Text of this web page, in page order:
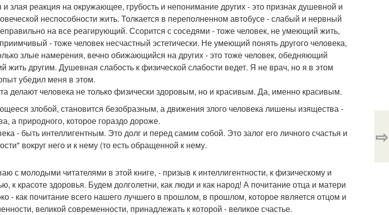
злая реакция на окружающее, грубость и непонимание других - это признак душевной и
неспособности жить. Толкается в переполненном автобусе - слабый и нервный
на все реагирующий. Ссорится с соседями - тоже человек, не умеющий жить,
- тоже человек несчастный эстетически. Не умеющий понять другого человека,
злые намерения, вечно обижающийся на других - это тоже человек, обедняющий
другим. Душевная слабость к физической слабости ведет. Я не врач, но я в этом
убедил меня в этом.
делают человека не только физически здоровым, но и красивым. Да, именно красивым.
злобой, становится безобразным, а движения злого человека лишены изящества -
а природного, которое гораздо дороже.
- быть интеллигентным. Это долг и перед самим собой. Это залог его личного счастья и
вокруг него и к нему (то есть обращенной к нему.
с молодыми читателями в этой книге, - призыв к интеллигентности, к физическому и
к красоте здоровья. Будем долголетни, как люди и как народ! А почитание отца и матери
- как почитание всего нашего лучшего в прошлом, в прошлом, которое является отцом и
великой современности, принадлежать к которой - великое счастье.
⇨